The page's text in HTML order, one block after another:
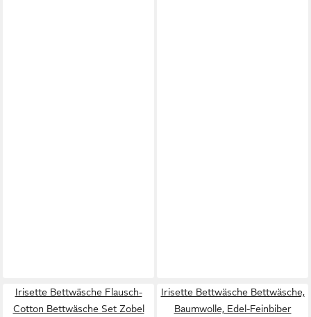
Irisette Bettwäsche Flausch-
Cotton Bettwäsche Set Zobel
Irisette Bettwäsche Bettwäsche,
Baumwolle, Edel-Feinbiber